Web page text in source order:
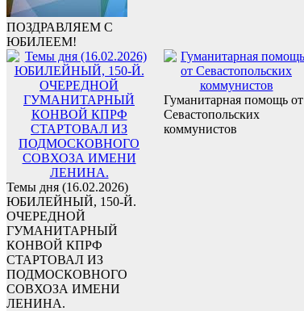
ПОЗДРАВЛЯЕМ С
ЮБИЛЕЕМ!
Темы дня (16.02.2026)
ЮБИЛЕЙНЫЙ, 150-Й.
ОЧЕРЕДНОЙ
ГУМАНИТАРНЫЙ
КОНВОЙ КПРФ
СТАРТОВАЛ ИЗ
ПОДМОСКОВНОГО
СОВХОЗА ИМЕНИ
ЛЕНИНА.
Гуманитарная помощь от
Севастопольских
коммунистов